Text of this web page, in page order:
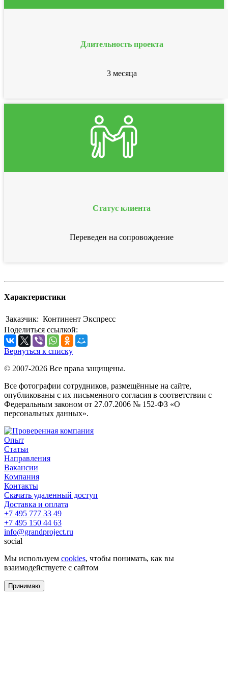
Длительность проекта
3 месяца
Статус клиента
Переведен на сопровождение
Характеристики
Заказчик: Континент Экспресс
Поделиться ссылкой:
Вернуться к списку
© 2007-2026 Все права защищены.
Все фотографии сотрудников, размещённые на сайте,
опубликованы с их письменного согласия в соответствии с
Федеральным законом от 27.07.2006 № 152-ФЗ «О
персональных данных».
Опыт
Статьи
Направления
Вакансии
Компания
Контакты
Скачать удаленный доступ
Доставка и оплата
+7 495 777 33 49
+7 495 150 44 63
info@grandproject.ru
social
Мы используем cookies, чтобы понимать, как вы
взаимодействуете с сайтом
Принимаю